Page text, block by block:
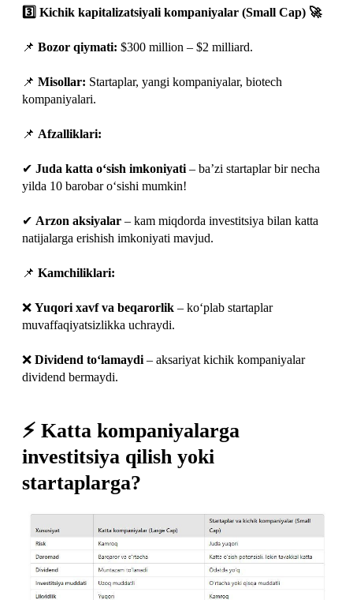
3️⃣ Kichik kapitalizatsiyali kompaniyalar (Small Cap) 🚀
📌 Bozor qiymati: $300 million – $2 milliard.
📌 Misollar: Startaplar, yangi kompaniyalar, biotech
kompaniyalari.
📌 Afzalliklari:
✔ Juda katta o‘sish imkoniyati – ba’zi startaplar bir necha
yilda 10 barobar o‘sishi mumkin!
✔ Arzon aksiyalar – kam miqdorda investitsiya bilan katta
natijalarga erishish imkoniyati mavjud.
📌 Kamchiliklari:
❌ Yuqori xavf va beqarorlik – ko‘plab startaplar
muvaffaqiyatsizlikka uchraydi.
❌ Dividend to‘lamaydi – aksariyat kichik kompaniyalar
dividend bermaydi.
⚡ Katta kompaniyalarga
investitsiya qilish yoki
startaplarga?